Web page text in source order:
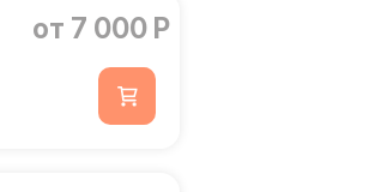
от 7 000 Р